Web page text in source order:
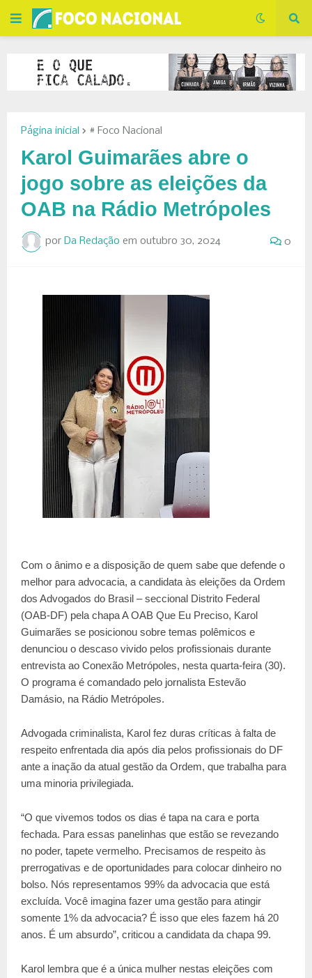
Página inicial # Foco Nacional
Karol Guimarães abre o
jogo sobre as eleições da
OAB na Rádio Metrópoles
por Da Redação em outubro 30, 2024 0
Com o ânimo e a disposição de quem sabe que defende o
melhor para advocacia, a candidata às eleições da Ordem
dos Advogados do Brasil – seccional Distrito Federal
(OAB-DF) pela chapa A OAB Que Eu Preciso, Karol
Guimarães se posicionou sobre temas polêmicos e
denunciou o descaso vivido pelos profissionais durante
entrevista ao Conexão Metrópoles, nesta quarta-feira (30).
O programa é comandado pelo jornalista Estevão
Damásio, na Rádio Metrópoles.
Advogada criminalista, Karol fez duras críticas à falta de
respeito enfrentada dia após dia pelos profissionais do DF
ante a inação da atual gestão da Ordem, que trabalha para
uma minoria privilegiada.
“O que vivemos todos os dias é tapa na cara e porta
fechada. Para essas panelinhas que estão se revezando
no poder, tapete vermelho. Precisamos de respeito às
prerrogativas e de oportunidades para colocar dinheiro no
bolso. Nós representamos 99% da advocacia que está
excluída. Você imagina fazer uma gestão para atingir
somente 1% da advocacia? É isso que eles fazem há 20
anos. É um absurdo”, criticou a candidata da chapa 99.
Karol lembra que é a única mulher nestas eleições com